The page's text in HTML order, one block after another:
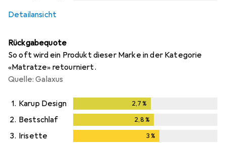
Detailansicht
Rückgabequote
So oft wird ein Produkt dieser Marke in der Kategorie
«Matratze» retourniert.
Quelle: Galaxus
1. Karup Design 2,7%
2. Bestschlaf 2,8%
3. Irisette 3%